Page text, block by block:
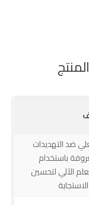
ضد التهديدات
باستخدام
الآلي لتحسين